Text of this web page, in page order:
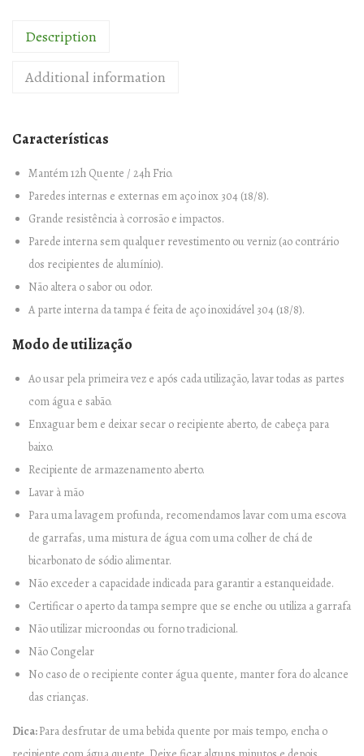
A
S
R
M
I
C
A
A
c
v
e
M
a
t
t
B
l
u
e
–
1
0
0
0
Description
Additional information
Características
Mantém 12h Quente / 24h Frio.
Paredes internas e externas em aço inox 304 (18/8).
Grande resistência à corrosão e impactos.
Parede interna sem qualquer revestimento ou verniz (ao contrário
dos recipientes de alumínio).
Não altera o sabor ou odor.
A parte interna da tampa é feita de aço inoxidável 304 (18/8).
Modo de utilização
Ao usar pela primeira vez e após cada utilização, lavar todas as partes
com água e sabão.
Enxaguar bem e deixar secar o recipiente aberto, de cabeça para
baixo.
Recipiente de armazenamento aberto.
Lavar à mão
Para uma lavagem profunda, recomendamos lavar com uma escova
de garrafas, uma mistura de água com uma colher de chá de
bicarbonato de sódio alimentar.
Não exceder a capacidade indicada para garantir a estanqueidade.
Certificar o aperto da tampa sempre que se enche ou utiliza a garrafa
Não utilizar microondas ou forno tradicional.
Não Congelar
No caso de o recipiente conter água quente, manter fora do alcance
das crianças.
Dica:Para desfrutar de uma bebida quente por mais tempo, encha o